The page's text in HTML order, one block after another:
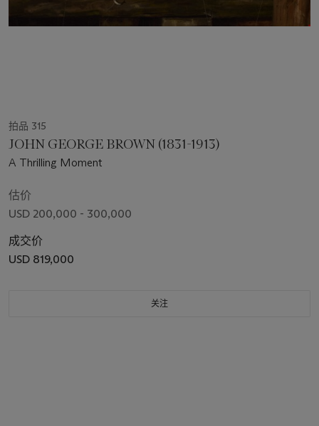
拍品 315
JOHN GEORGE BROWN (1831-1913)
A Thrilling Moment
估价
USD 200,000 - 300,000
成交价
USD 819,000
关注